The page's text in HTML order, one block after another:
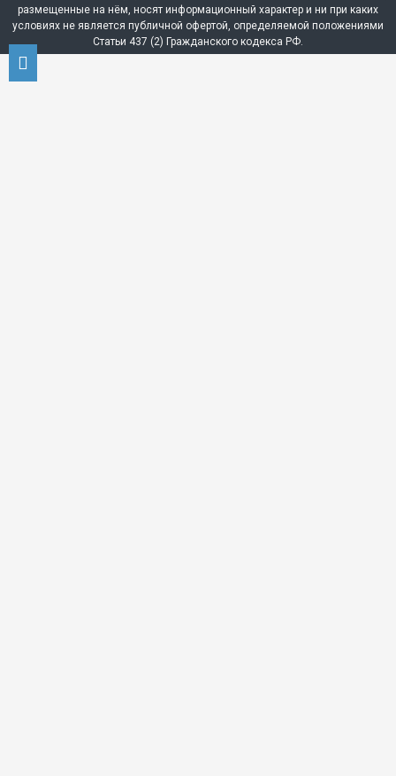
размещенные на нём, носят информационный характер и ни при каких
условиях не является публичной офертой, определяемой положениями
Статьи 437 (2) Гражданского кодекса РФ.